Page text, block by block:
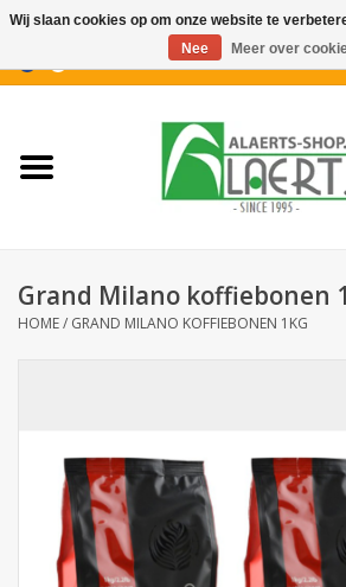
Nieuwigheden
Koffiekoekjes
Aperitiefkoekjes
Botanicals
Grand Milano koffiebonen
HOME/ GRAND MILANO KOFFIEBONEN 1KG
Wij slaan cookies op om onze website te
Nee
Meer over